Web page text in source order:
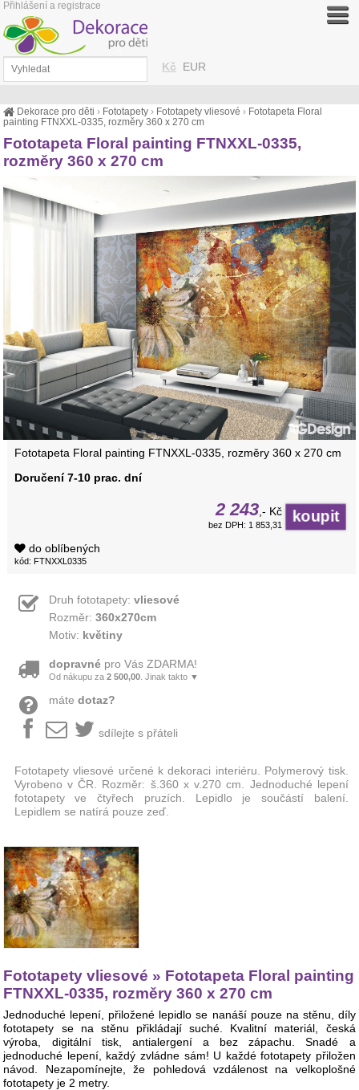
Dekorace pro děti › Fototapety › Fototapety vliesové › Fototapeta Floral
painting FTNXXL-0335, rozměry 360 x 270 cm
Fototapeta Floral painting FTNXXL-0335,
rozměry 360 x 270 cm
Fototapeta Floral painting FTNXXL-0335, rozměry 360 x 270 cm
Doručení 7-10 prac. dní
2 243 ,- Kč
bez DPH: 1 853,31
do oblíbených
kód: FTNXXL0335
Druh fototapety: vliesové
Rozměr: 360x270cm
Motiv: květiny
dopravnépro Vás ZDARMA!
Od nákupu za 2 500,00. Jinak takto ▼
máte dotaz?
sdílejte s přáteli
Fototapety vliesové určené k dekoraci interiéru. Polymerový tisk.
Vyrobeno v ČR. Rozměr: š.360 x v.270 cm. Jednoduché lepení
fototapety ve čtyřech pruzích. Lepidlo je součástí balení.
Lepidlem se natírá pouze zeď.
Fototapety vliesové » Fototapeta Floral painting
FTNXXL-0335, rozměry 360 x 270 cm
Jednoduché lepení, přiložené lepidlo se nanáší pouze na stěnu, díly
fototapety se na stěnu přikládají suché. Kvalitní materiál, česká
výroba, digitální tisk, antialergení a bez zápachu. Snadé a
jednoduché lepení, každý zvládne sám! U každé fototapety přiložen
návod. Nezapomínejte, že pohledová vzdálenost na velkoplošné
fototapety je 2 metry.
Kč EUR
Přihlášení a registrace